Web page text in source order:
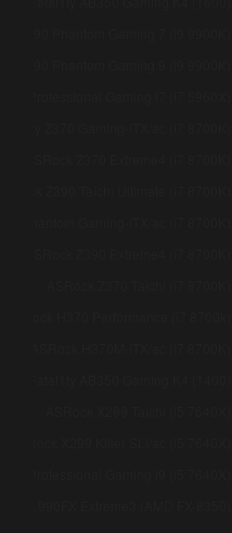
ASRock 990FX
ASRock Fatal1ty
ASRock
ASRock Fatal1ty X299
ASRock X299